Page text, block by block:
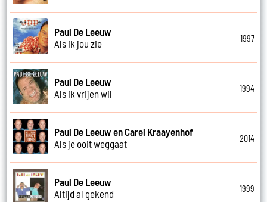
Paul De Leeuw
Als ik jou zie
1997
Paul De Leeuw
Als ik vrijen wil
1994
Paul De Leeuw en Carel Kraayenhof
Als je ooit weggaat
2014
Paul De Leeuw
Altijd al gekend
1999